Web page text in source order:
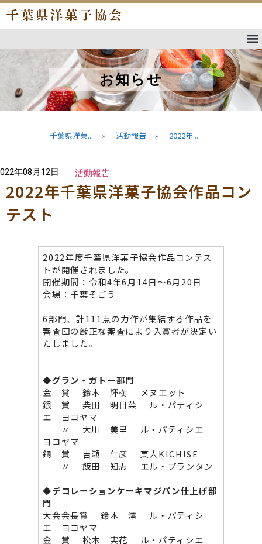
お知らせ
千葉県洋菓... » 活動報告 » 2022年...
年08月12日 活動報告
2022年千葉県洋菓子協会作品コン
テスト
2022年度千葉県洋菓子協会作品コンテス
トが開催されました。
開催期間：令和4年6月14日～6月20日
会場：千葉そごう
6部門、計111点の力作が集結する作品を
審査団の厳正な審査により入賞者が決定い
たしました。
◆グラン・ガトー部門
金 賞 鈴木 輝樹 メヌエット
銀 賞 柴田 明日菜 ル・パティシ
エ ヨコヤマ
〃 大川 美里 ル・パティシエ
ヨコヤマ
銅 賞 吉瀬 仁彦 菓人KICHISE
〃 飯田 知志 エル・プランタン
◆デコレーションケーキマジパン仕上げ部
門
大会会長賞 鈴木 澪 ル・パティシ
エ ヨコヤマ
金 賞 松木 実花 ル・パティシエ